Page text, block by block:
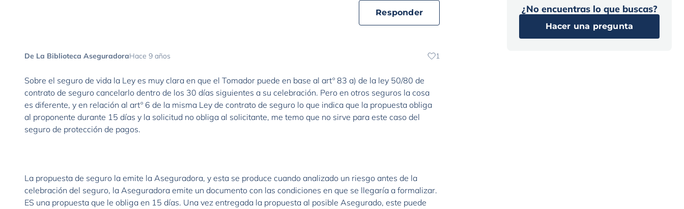
Responder
De La Biblioteca AseguradoraHace 9 años 1
Sobre el seguro de vida la Ley es muy clara en que el Tomador puede en base al artº 83 a) de la ley 50/80 de
contrato de seguro cancelarlo dentro de los 30 días siguientes a su celebración. Pero en otros seguros la cosa
es diferente, y en relación al artº 6 de la misma Ley de contrato de seguro lo que indica que la propuesta obliga
al proponente durante 15 días y la solicitud no obliga al solicitante, me temo que no sirve para este caso del
seguro de protección de pagos.
La propuesta de seguro la emite la Aseguradora, y esta se produce cuando analizado un riesgo antes de la
celebración del seguro, la Aseguradora emite un documento con las condiciones en que se llegaría a formalizar.
ES una propuesta que le obliga en 15 días. Una vez entregada la propuesta al posible Asegurado, este puede
¿No encuentras lo que buscas?
Hacer una pregunta